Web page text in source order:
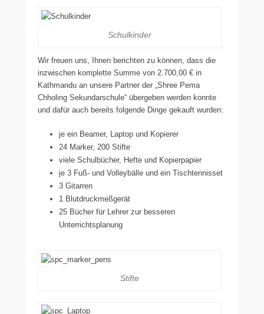
Schulkinder
Wir freuen uns, Ihnen berichten zu können, dass die
inzwischen komplette Summe von 2.700,00 € in
Kathmandu an unsere Partner der „Shree Pema
Chholing Sekundarschule“ übergeben werden konnte
und dafür auch bereits folgende Dinge gekauft wurden:
je ein Beamer, Laptop und Kopierer
24 Marker, 200 Stifte
viele Schulbücher, Hefte und Kopierpapier
je 3 Fuß- und Volleybälle und ein Tischtennisset
3 Gitarren
1 Blutdruckmeßgerät
25 Bücher für Lehrer zur besseren
Unterrichtsplanung
Stifte